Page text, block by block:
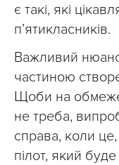
є такі, які
п’ятикласників.
Важливий
частиною
Щоби на
не треба,
справа, коли
пілот, який